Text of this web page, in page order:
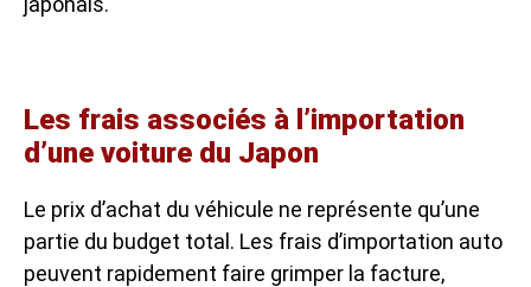
Les frais associés à l’importation
d’une voiture du Japon
Le prix d’achat du véhicule ne représente qu’une
partie du budget total. Les frais d’importation auto
peuvent rapidement faire grimper la facture,